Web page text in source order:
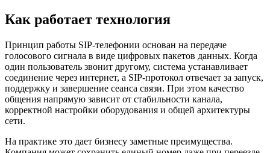
Как работает технология
Принцип работы SIP-телефонии основан на передаче
голосового сигнала в виде цифровых пакетов данных. Когда
один пользователь звонит другому, система устанавливает
соединение через интернет, а SIP-протокол отвечает за запуск,
поддержку и завершение сеанса связи. При этом качество
общения напрямую зависит от стабильности канала,
корректной настройки оборудования и общей архитектуры
сети.
На практике это дает бизнесу заметные преимущества.